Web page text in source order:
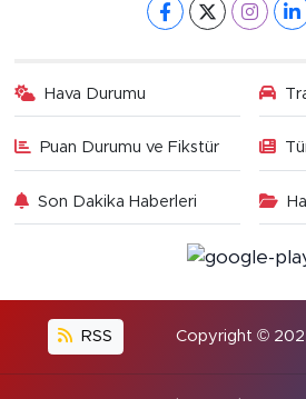
Hava Durumu
Puan Durumu ve Fikstür
Son Dakika Haberleri
RSS Copyright ©